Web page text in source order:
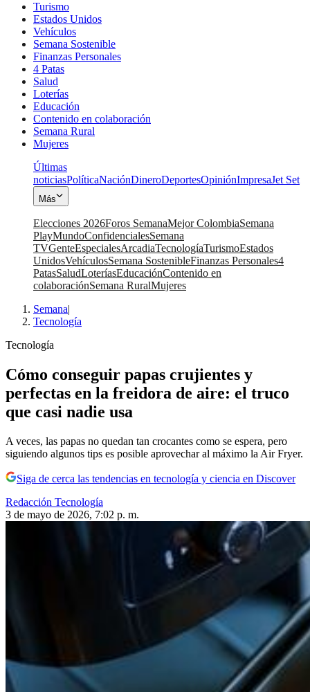
Turismo
Estados Unidos
Vehículos
Semana Sostenible
Finanzas Personales
4 Patas
Salud
Loterías
Educación
Contenido en colaboración
Semana Rural
Mujeres
Últimas
noticiasPolíticaNaciónDineroDeportesOpiniónImpresaJet Set
Más
Elecciones 2026Foros SemanaMejor ColombiaSemana
PlayMundoConfidencialesSemana
TVGenteEspecialesArcadiaTecnologíaTurismoEstados
UnidosVehículosSemana SostenibleFinanzas Personales4
PatasSaludLoteríasEducaciónContenido en
colaboraciónSemana RuralMujeres
Semana|
Tecnología
Tecnología
Cómo conseguir papas crujientes y
perfectas en la freidora de aire: el truco
que casi nadie usa
A veces, las papas no quedan tan crocantes como se espera, pero
siguiendo algunos tips es posible aprovechar al máximo la Air Fryer.
Siga de cerca las tendencias en tecnología y ciencia en Discover
Redacción Tecnología
3 de mayo de 2026, 7:02 p. m.